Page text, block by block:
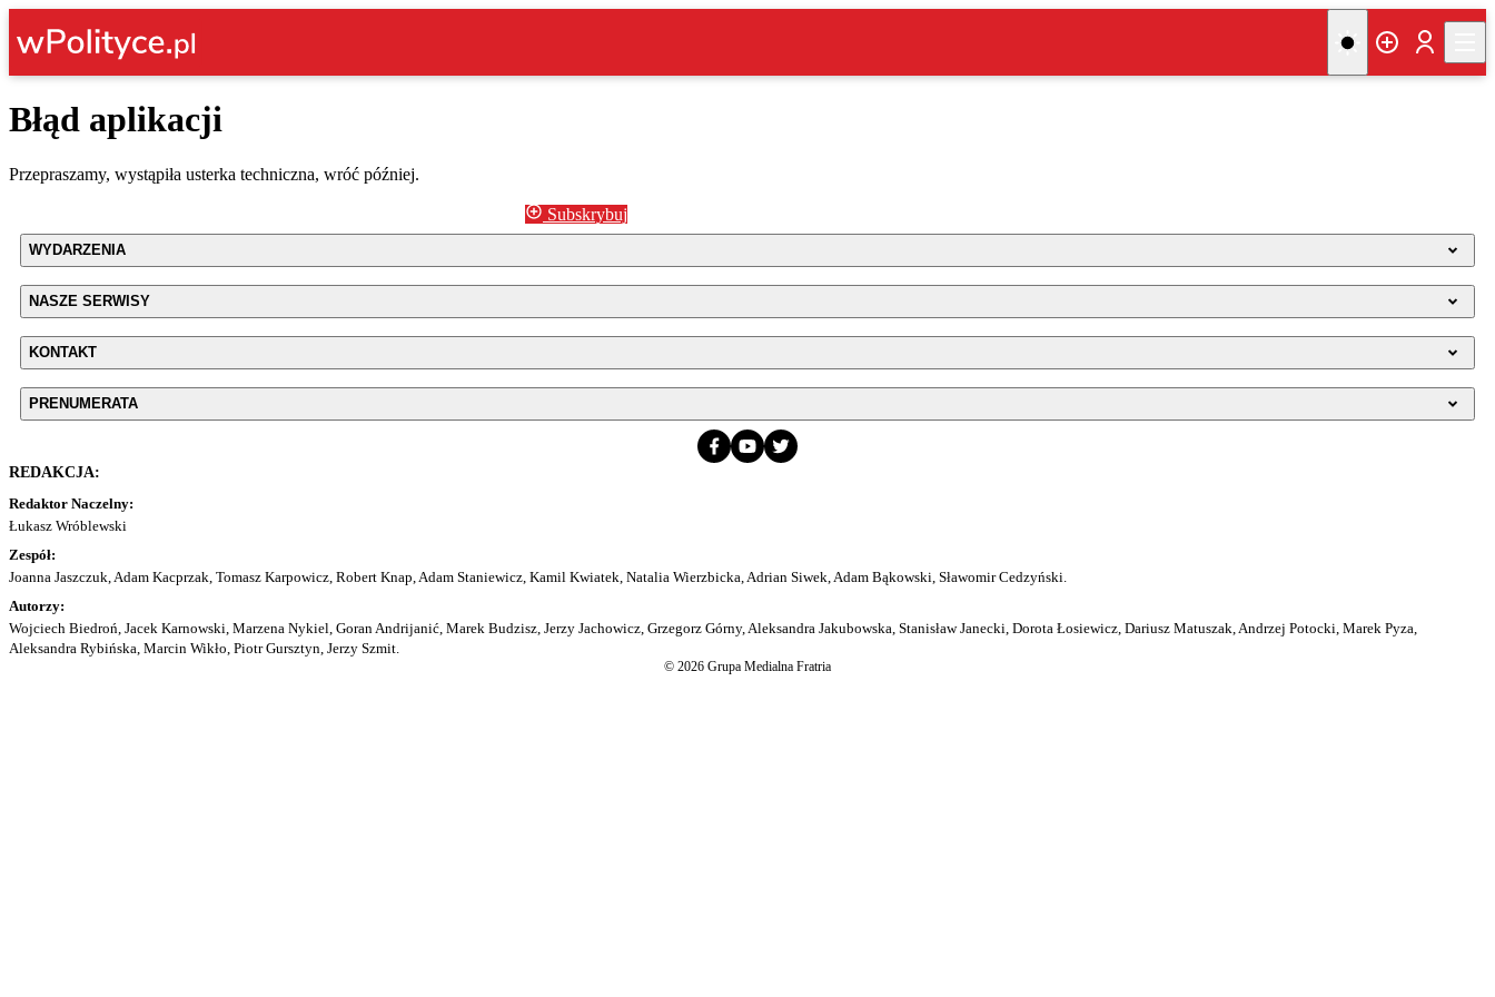
Błąd aplikacji
Przepraszamy, wystąpiła usterka techniczna, wróć później.
Subskrybuj
WYDARZENIA
NASZE SERWISY
KONTAKT
PRENUMERATA
REDAKCJA:
Redaktor Naczelny:
Łukasz Wróblewski
Zespół:
Joanna Jaszczuk, Adam Kacprzak, Tomasz Karpowicz, Robert Knap, Adam Staniewicz, Kamil Kwiatek, Natalia Wierzbicka, Adrian Siwek, Adam Bąkowski, Sławomir Cedzyński.
Autorzy:
Wojciech Biedroń, Jacek Karnowski, Marzena Nykiel, Goran Andrijanić, Marek Budzisz, Jerzy Jachowicz, Grzegorz Górny, Aleksandra Jakubowska, Stanisław Janecki, Dorota Łosiewicz, Dariusz Matuszak, Andrzej Potocki, Marek Pyza,
Aleksandra Rybińska, Marcin Wikło, Piotr Gursztyn, Jerzy Szmit.
© 2026 Grupa Medialna Fratria